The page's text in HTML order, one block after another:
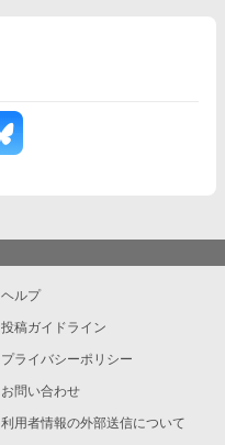
ヘルプ
投稿ガイドライン
プライバシーポリシー
お問い合わせ
利用者情報の外部送信について